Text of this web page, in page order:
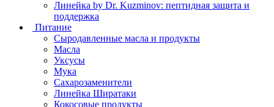
Линейка by Dr. Kuzminov: пептидная защита и
поддержка
Питание
Сыродавленные масла и продукты
Масла
Уксусы
Мука
Сахарозаменители
Линейка Ширатаки
Кокосовые продукты